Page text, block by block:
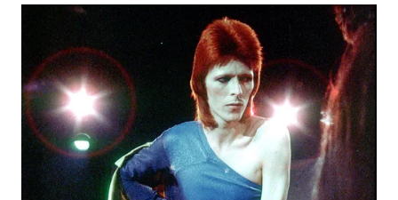
WN
INDRAMAYU
WN
KUNINGAN
WN
MAJALENGKA